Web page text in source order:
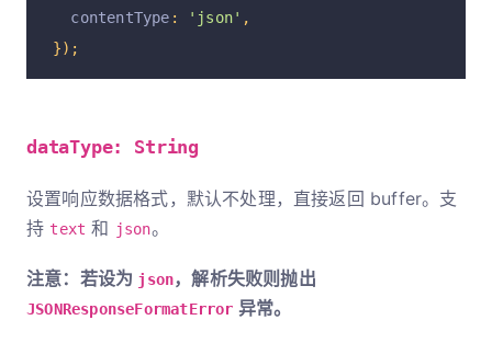
  contentType
: 'json' ,
});
dataType: String
设置响应数据格式，默认不处理，直接返回 buffer。支
持 text 和 json。
注意：若设为 json，解析失败则抛出
JSONResponseFormatError 异常。